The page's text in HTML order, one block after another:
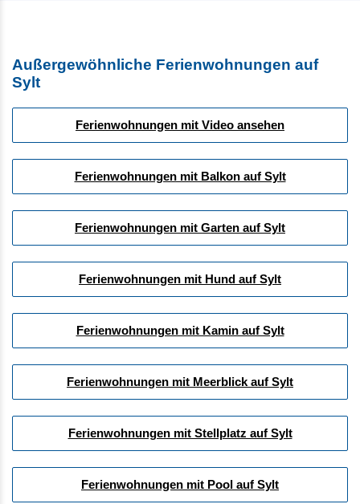
Außergewöhnliche Ferienwohnungen auf
Sylt
Ferienwohnungen mit Video ansehen
Ferienwohnungen mit Balkon auf Sylt
Ferienwohnungen mit Garten auf Sylt
Ferienwohnungen mit Hund auf Sylt
Ferienwohnungen mit Kamin auf Sylt
Ferienwohnungen mit Meerblick auf Sylt
Ferienwohnungen mit Stellplatz auf Sylt
Ferienwohnungen mit Pool auf Sylt